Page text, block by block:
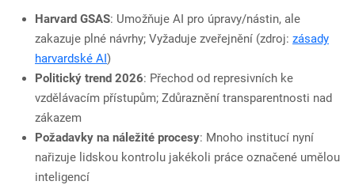
Harvard GSAS: Umožňuje AI pro úpravy/nástin, ale
zakazuje plné návrhy; Vyžaduje zveřejnění (zdroj: zásady
harvardské AI)
Politický trend 2026: Přechod od represivních ke
vzdělávacím přístupům; Zdůraznění transparentnosti nad
zákazem
Požadavky na náležité procesy: Mnoho institucí nyní
nařizuje lidskou kontrolu jakékoli práce označené umělou
inteligencí